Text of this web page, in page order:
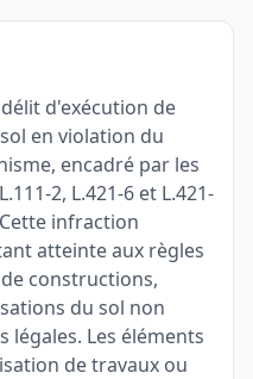
d'exécution de
en violation du
encadré par les
2, L.421-6 et L.421-
infraction
atteinte aux règles
constructions,
du sol non
légales. Les éléments
de travaux ou